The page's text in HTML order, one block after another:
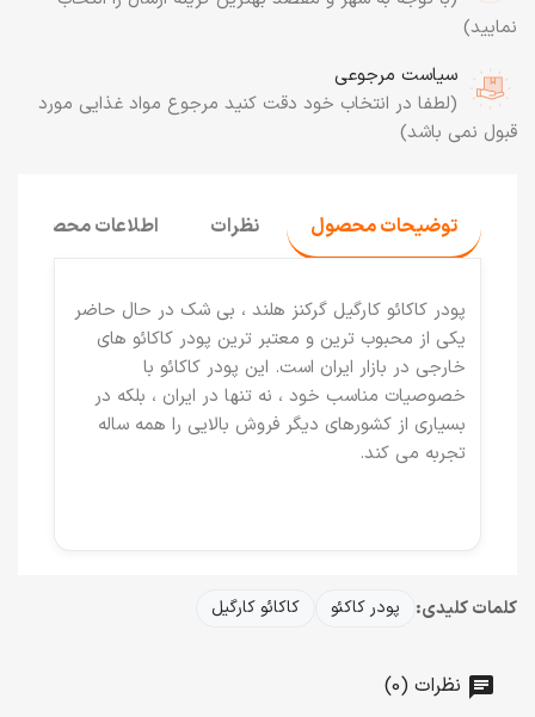
نمایید)
سیاست مرجوعی
(لطفا در انتخاب خود دقت کنید مرجوع مواد غذایی مورد
قبول نمی باشد)
توضیحات محصول نظرات اطلاعات محصول
پودر کاکائو کارگیل گرکنز هلند ، بی شک در حال حاضر
یکی از محبوب ترین و معتبر ترین پودر کاکائو های
خارجی در بازار ایران است. این پودر کاکائو با
خصوصیات مناسب خود ، نه تنها در ایران ، بلکه در
بسیاری از کشورهای دیگر فروش بالایی را همه ساله
تجربه می کند.
کلمات کلیدی: پودر کاکئو کاکائو کارگیل
نظرات (0)